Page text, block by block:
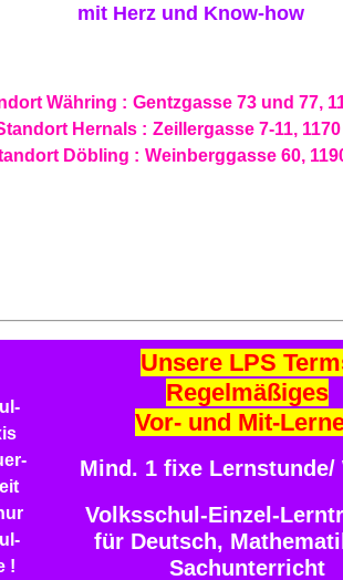
mit Herz und Know-how
Währing : Gentzgasse 73 und 77,
Hernals : Zeillergasse 7-11,
Döbling : Weinberggasse 60,
Unsere LPS
Regelmäßiges
Vor- und Mit-
Mind. 1 fixe Lernstunde/
Volksschul-Einzel-
für Deutsch,
Sachunterricht